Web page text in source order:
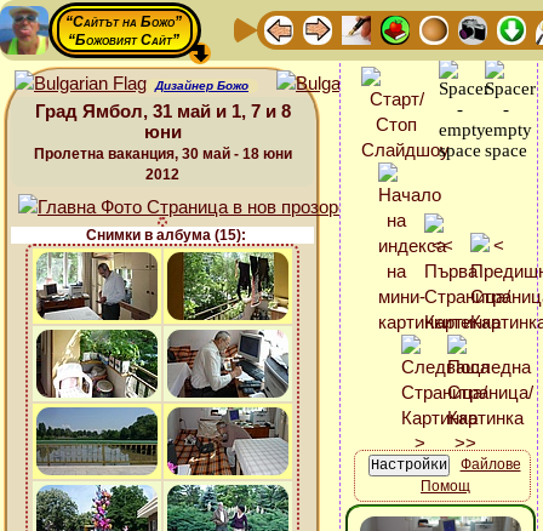
“Сайтът на Божо”
“Божовият Сайт”
Дизайнер Божо
Град Ямбол, 31 май и 1, 7 и 8
юни
Пролетна ваканция, 30 май - 18 юни
2012
Снимки в албума (15):
Файлове
Помощ